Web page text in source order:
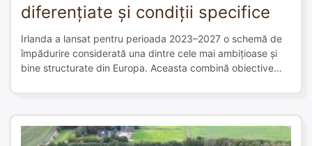
diferențiate și condiții specifice
Irlanda a lansat pentru perioada 2023–2027 o schemă de
împădurire considerată una dintre cele mai ambițioase și
bine structurate din Europa. Aceasta combină obiective
Ghidul de împădurire din Irlanda poate fi găsit […]